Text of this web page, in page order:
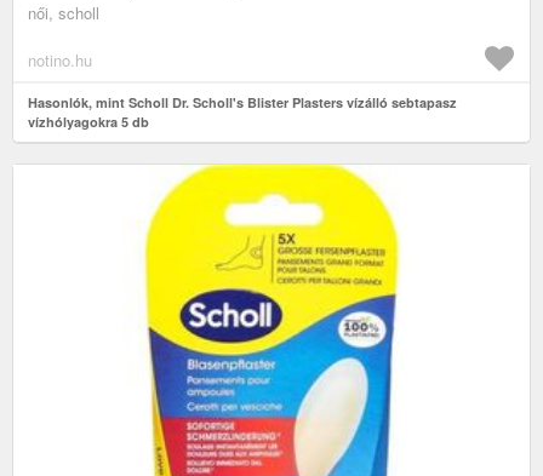
női, scholl
notino.hu
Hasonlók, mint Scholl Dr. Scholl's Blister Plasters vízálló sebtapasz
vízhólyagokra 5 db